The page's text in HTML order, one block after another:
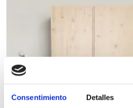
Consentimiento Detalles